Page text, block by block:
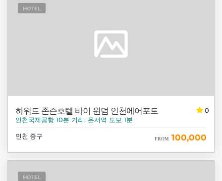
HOTEL
0
하워드 존슨호텔 바이 윈덤 인천에어포트
인천국제공항 10분 거리, 운서역 도보 1분
인천 중구 FROM 100,000
HOTEL